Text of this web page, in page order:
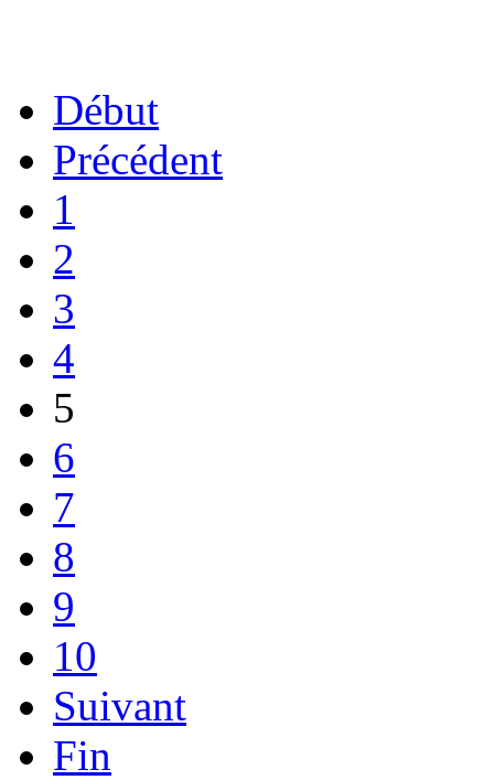
Début
Précédent
1
2
3
4
5
6
7
8
9
10
Suivant
Fin